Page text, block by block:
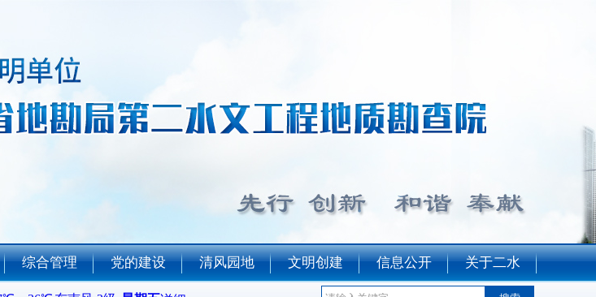
综合管理 党的建设 清风园地 文明创建 信息公开 关于二水